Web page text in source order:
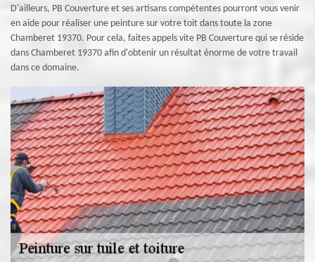
D'ailleurs, PB Couverture et ses artisans compétentes pourront vous venir
en aide pour réaliser une peinture sur votre toit dans toute la zone
Chamberet 19370. Pour cela, faites appels vite PB Couverture qui se réside
dans Chamberet 19370 afin d'obtenir un résultat énorme de votre travail
dans ce domaine.